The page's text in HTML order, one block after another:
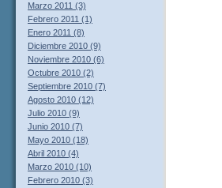
Marzo 2011 (3)
Febrero 2011 (1)
Enero 2011 (8)
Diciembre 2010 (9)
Noviembre 2010 (6)
Octubre 2010 (2)
Septiembre 2010 (7)
Agosto 2010 (12)
Julio 2010 (9)
Junio 2010 (7)
Mayo 2010 (18)
Abril 2010 (4)
Marzo 2010 (10)
Febrero 2010 (3)